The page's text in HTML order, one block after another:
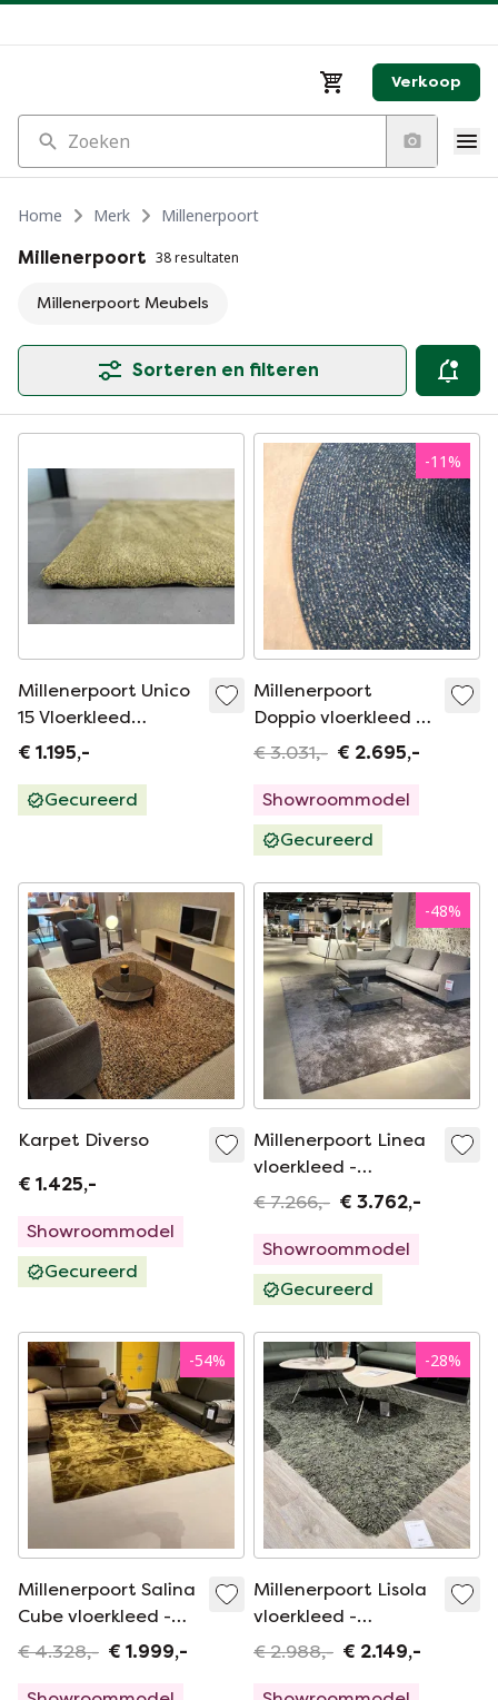
Verkoop
Zoeken
Home Merk
Millenerpoort
Millenerpoort 38 resultaten
Millenerpoort Meubels
Sorteren en filteren
Millenerpoort Unico
15 Vloerkleed
190X245
€ 1.195,-
Gecureerd
-11%
Millenerpoort
Doppio vloerkleed -
Ø250
€ 3.031,- € 2.695,-
Showroommodel
Gecureerd
Karpet Diverso
€ 1.425,-
Showroommodel
Gecureerd
-48%
Millenerpoort Linea
vloerkleed -
350x400
€ 7.266,- € 3.762,-
Showroommodel
Gecureerd
-54%
Millenerpoort Salina
Cube vloerkleed -
250x300
€ 4.328,- € 1.999,-
-28%
Millenerpoort Lisola
vloerkleed -
300x200
€ 2.988,- € 2.149,-